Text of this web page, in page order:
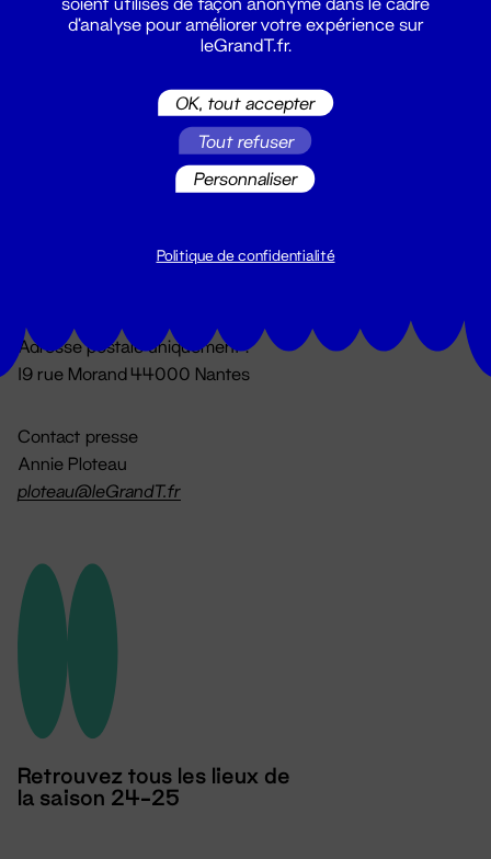
Du lundi au vendredi 14h → 18h
Adresse postale uniquement :
19 rue Morand 44000 Nantes
Contact presse
Annie Ploteau
ploteau@leGrandT.fr
Retrouvez tous les lieux de
la saison 24-25
d'analyse pour améliorer votre expérience sur
leGrandT.fr.
OK, tout accepter
Tout refuser
Personnaliser
Politique de confidentialité